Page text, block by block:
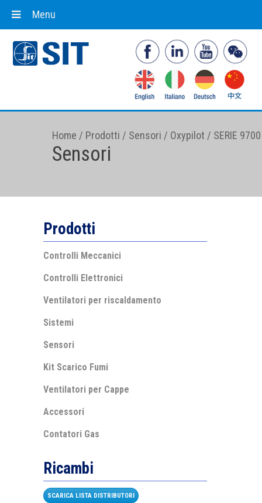
Home / Prodotti / Sensori / Oxypilot / SERIE 9700
Sensori
Prodotti
Controlli Meccanici
Controlli Elettronici
Ventilatori per riscaldamento
Sistemi
Sensori
Kit Scarico Fumi
Ventilatori per Cappe
Accessori
Contatori Gas
Ricambi
SCARICA LISTA DISTRIBUTORI
Menu